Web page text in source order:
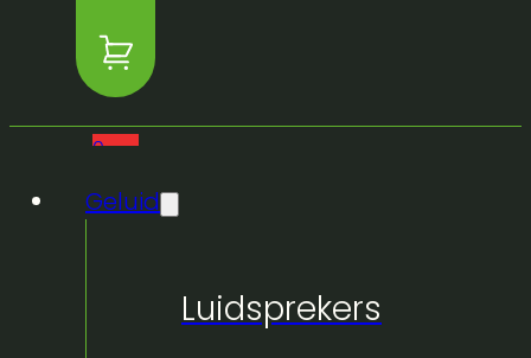
0
producten
Geluid
Luidsprekers